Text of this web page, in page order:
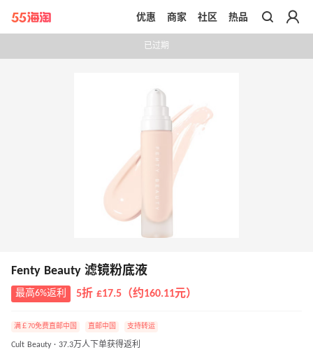
带你去官网买正品
优惠 商家 社区 热品
已过期
Fenty Beauty 滤镜粉底液
最高6%返利 5折 £17.5（约160.11元）
满￡70免费直邮中国 直邮中国 支持转运
Cult Beauty · 37.3万人下单获得返利